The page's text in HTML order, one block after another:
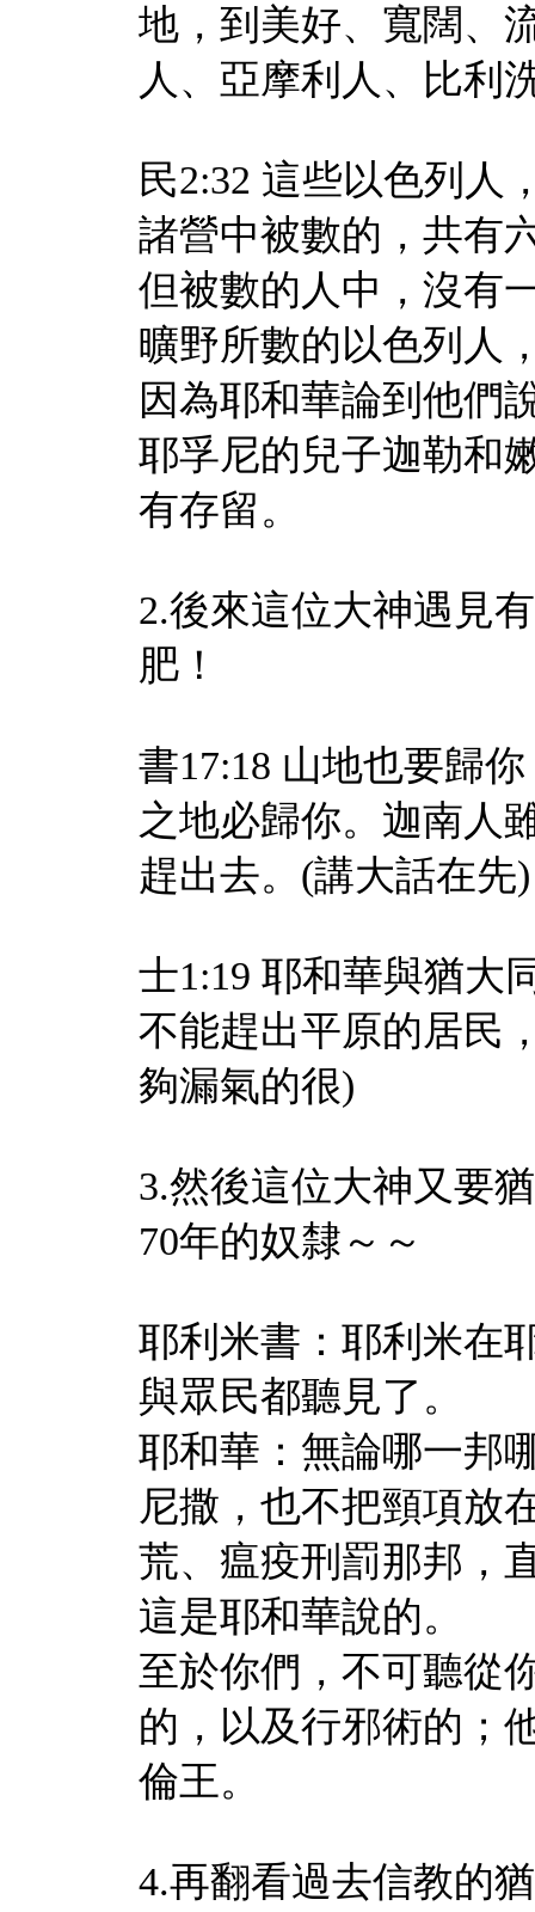
地，到美好、寬闊、
人、亞摩利人、比利
民2:32 這些以色列人
諸營中被數的，共有
但被數的人中，沒有
曠野所數的以色列人
因為耶和華論到他們
耶孚尼的兒子迦勒和
有存留。
2.後來這位大神遇見
肥！
書17:18 山地也要歸
之地必歸你。迦南人
趕出去。(講大話在先)
士1:19 耶和華與猶大
不能趕出平原的居民
夠漏氣的很)
3.然後這位大神又要
70年的奴隸～～
耶利米書：耶利米在
與眾民都聽見了。
耶和華：無論哪一邦
尼撒，也不把頸項放
荒、瘟疫刑罰那邦，
這是耶和華說的。
至於你們，不可聽從
的，以及行邪術的；
倫王。
4.再翻看過去信教的